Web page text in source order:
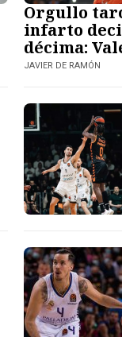
Orgullo
infarto
décima:
JAVIER DE RAMÓN